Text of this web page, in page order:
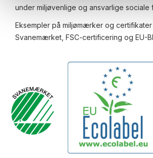
under miljøvenlige og ansvarlige sociale
Eksempler på miljømærker og
Svanemærket, FSC-certificering og EU-